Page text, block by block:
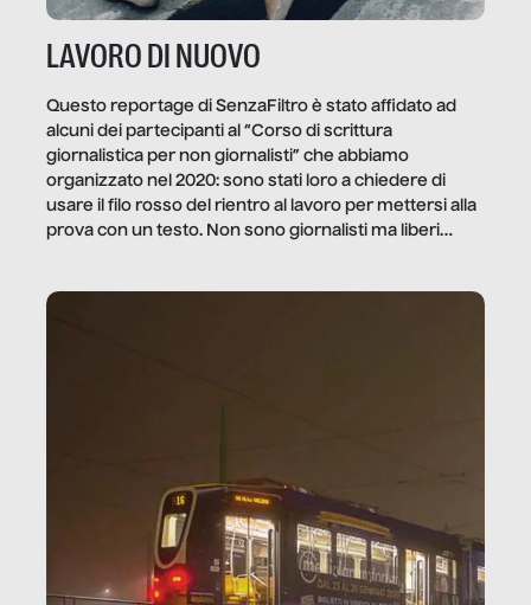
LAVORO DI NUOVO
Questo reportage di SenzaFiltro è stato affidato ad
alcuni dei partecipanti al “Corso di scrittura
giornalistica per non giornalisti” che abbiamo
organizzato nel 2020: sono stati loro a chiedere di
usare il filo rosso del rientro al lavoro per mettersi alla
prova con un testo. Non sono giornalisti ma liberi